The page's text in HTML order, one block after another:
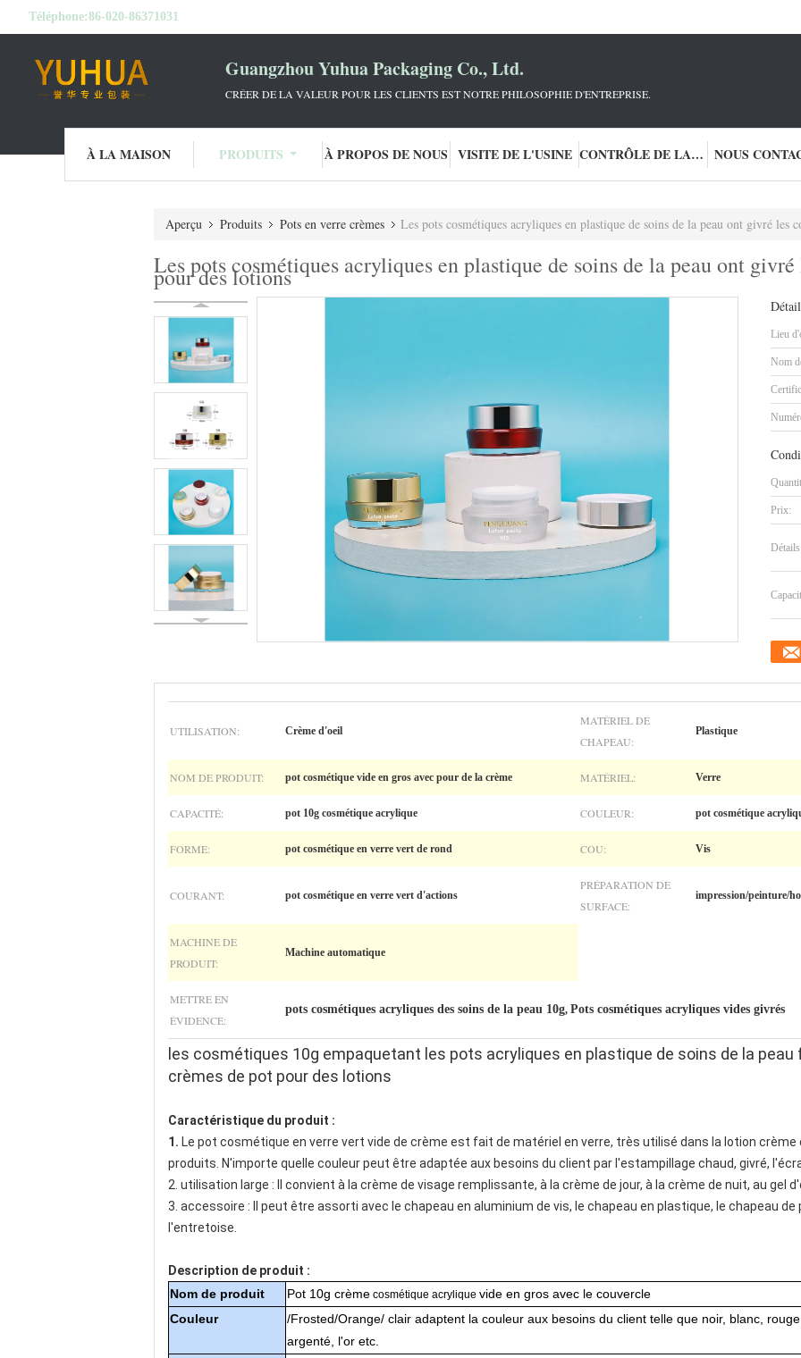
Téléphone:86-020-86371031
Guangzhou Yuhua Packaging Co., Ltd.
CRÉER DE LA VALEUR POUR LES CLIENTS EST NOTRE PHILOSOPHIE D'ENTREPRISE.
À LA MAISON PRODUITS À PROPOS DE NOUS VISITE DE L'USINE CONTRÔLE DE LA QUALITÉ NOUS
Aperçu Produits Pots en verre crèmes Les pots cosmétiques acryliques en plastique de soins de la peau ont givré les
Les pots cosmétiques acryliques en plastique de soins de la peau ont
pour des lotions
Lieu
Nom
Prix:
UTILISATION: Crème d'oeil
MATÉRIEL DE
CHAPEAU:
Plastique
NOM DE PRODUIT: pot cosmétique vide en gros avec pour de la crème MATÉRIEL: Verre
CAPACITÉ: pot 10g cosmétique acrylique COULEUR: pot cosmétique
FORME: pot cosmétique en verre vert de rond COU: Vis
COURANT: pot cosmétique en verre vert d'actions
PRÉPARATION DE
SURFACE:
impression/peinture/
MACHINE DE
PRODUIT:
Machine automatique
METTRE EN
ÉVIDENCE:
pots cosmétiques acryliques des soins de la peau 10g, Pots cosmétiques acryliques vides givrés
les cosmétiques 10g empaquetant les pots acryliques en plastique de soins de la
crèmes de pot pour des lotions
Caractéristique du produit :
1. Le pot cosmétique en verre vert vide de crème est fait de matériel en verre, très utilisé dans la lotion
produits. N'importe quelle couleur peut être adaptée aux besoins du client par l'estampillage chaud, givré,
2. utilisation large : Il convient à la crème de visage remplissante, à la crème de jour, à la crème de nuit, au gel
3. accessoire : Il peut être assorti avec le chapeau en aluminium de vis, le chapeau en plastique, le chapeau
l'entretoise.
Description de produit :
Nom de produit
Pot 10g crème cosmétique acrylique vide en gros avec le couvercle
Couleur
/Frosted/Orange/ clair adaptent la couleur aux besoins du client telle que noir, blanc, rouge,
argenté, l'or etc.